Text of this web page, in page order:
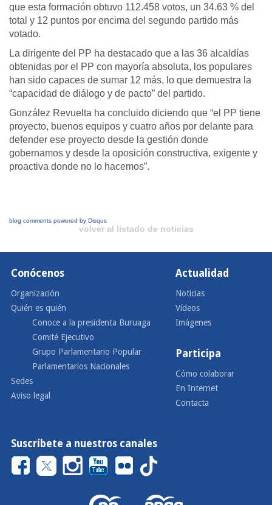
que esta formación obtuvo 112.458 votos, un 34.63 % del
total y 12 puntos por encima del segundo partido más
votado.
La dirigente del PP ha destacado que a las 36 alcaldías
obtenidas por el PP con mayoría absoluta, los populares
han sido capaces de sumar 12 más, lo que demuestra la
“capacidad de diálogo y de pacto” del partido.
González Revuelta ha concluido diciendo que “el PP tiene
proyecto, buenos equipos y cuatro años por delante para
defender ese proyecto desde la gestión donde
gobernamos y desde la oposición constructiva, exigente y
proactiva donde no lo hacemos”.
blog comments powered by Disqus
volver al listado de noticias
Conócenos
Organización
Quién es quién
Conoce a la presidenta Buruaga
Comité Ejecutivo
Grupo Parlamentario Popular
Parlamentarios Nacionales
Sedes
Aviso legal
Actualidad
Noticias
Vídeos
Imágenes
Participa
Cómo colaborar
En Internet
Contacta
Suscríbete a nuestros canales